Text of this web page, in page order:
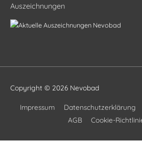
Auszeichnungen
Copyright © 2026 Nevobad
Impressum Datenschutzerklärung
AGB
Cookie-